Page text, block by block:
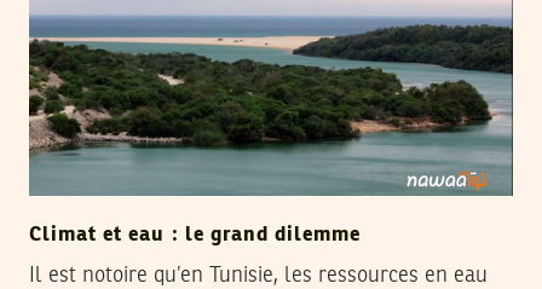
Climat et eau : le grand dilemme
Il est notoire qu’en Tunisie, les ressources en eau